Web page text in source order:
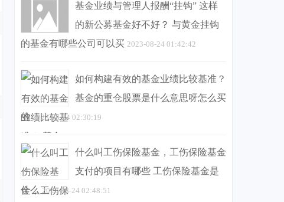
基金业绩与管理人报酬“挂钩” 这样
的新公募基金好不好？ 与黄金挂钩
的基金有哪些公司可以买 2023-08-24 01:42:42
如何构建有效的基金业绩比较基准？
基金的重仓股票是什么意思呀怎么买
的 2023-08-24 02:30:19
什么叫工伤保险基金，工伤保险基金
支付的项目有哪些 工伤保险基金是
什么 2023-08-24 02:48:51